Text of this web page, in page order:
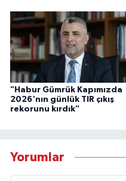
"Habur Gümrük Kapımızda
2026'nın günlük TIR çıkış
rekorunu kırdık"
Yorumlar